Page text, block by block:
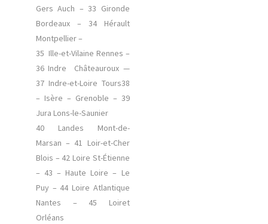
Gers Auch – 33 Gironde
Bordeaux – 34 Hérault
Montpellier –
35 Ille-et-Vilaine Rennes –
36 Indre Châteauroux —
37 Indre-et-Loire Tours38
– Isère – Grenoble – 39
Jura Lons-le-Saunier
40 Landes Mont-de-
Marsan – 41 Loir-et-Cher
Blois – 42 Loire St-Étienne
– 43 – Haute Loire – Le
Puy – 44 Loire Atlantique
Nantes – 45 Loiret
Orléans